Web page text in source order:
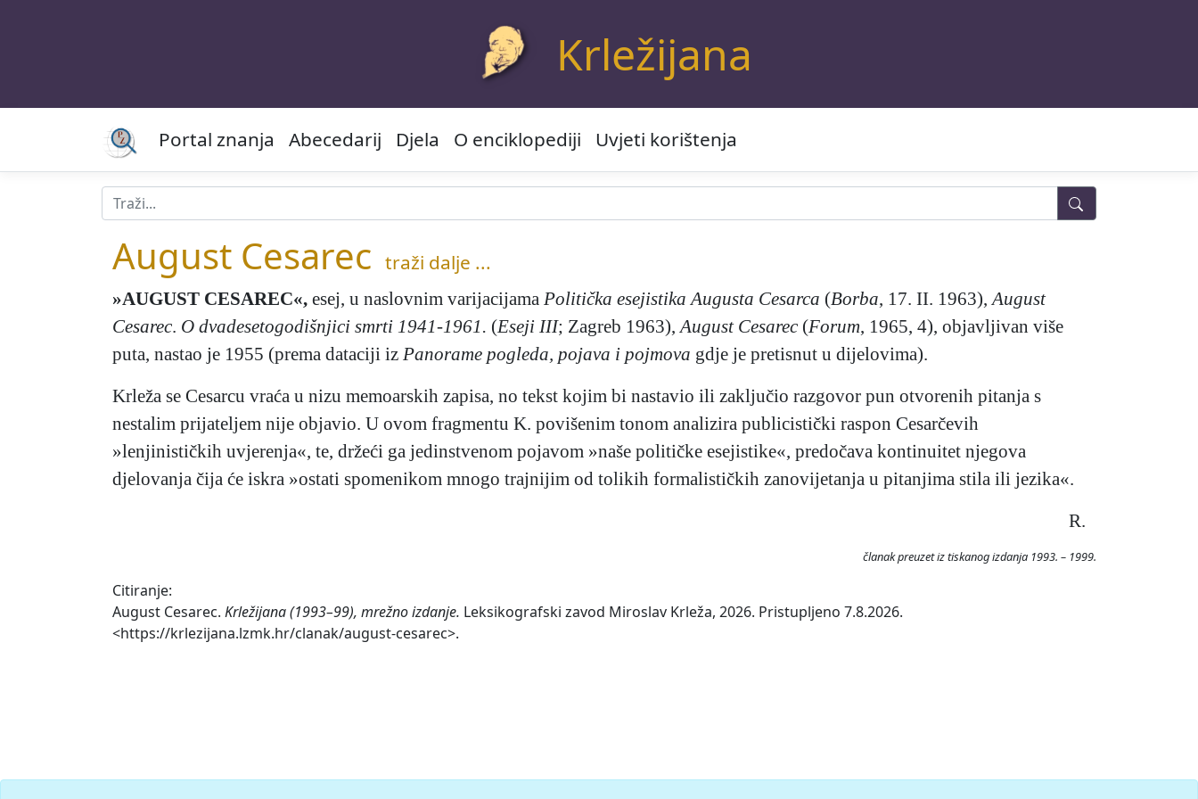
Krležijana
Portal znanja Abecedarij Djela O enciklopediji Uvjeti korištenja
August Cesarec traži dalje ...
»AUGUST CESAREC«, esej, u naslovnim varijacijama Politička esejistika Augusta Cesarca (Borba, 17. II. 1963), August
Cesarec. O dvadesetogodišnjici smrti 1941-1961. (Eseji III; Zagreb 1963), August Cesarec (Forum, 1965, 4), objavljivan više
puta, nastao je 1955 (prema dataciji iz Panorame pogleda, pojava i pojmova gdje je pretisnut u dijelovima).
Krleža se Cesarcu vraća u nizu memoarskih zapisa, no tekst kojim bi nastavio ili zaključio razgovor pun otvorenih pitanja s
nestalim prijateljem nije objavio. U ovom fragmentu K. povišenim tonom analizira publicistički raspon Cesarčevih
»lenjinističkih uvjerenja«, te, držeći ga jedinstvenom pojavom »naše političke esejistike«, predočava kontinuitet njegova
djelovanja čija će iskra »ostati spomenikom mnogo trajnijim od tolikih formalističkih zanovijetanja u pitanjima stila ili jezika«.
R.
članak preuzet iz tiskanog izdanja 1993. – 1999.
Citiranje:
August Cesarec. Krležijana (1993–99), mrežno izdanje. Leksikografski zavod Miroslav Krleža, 2026. Pristupljeno 7.8.2026.
<https://krlezijana.lzmk.hr/clanak/august-cesarec>.